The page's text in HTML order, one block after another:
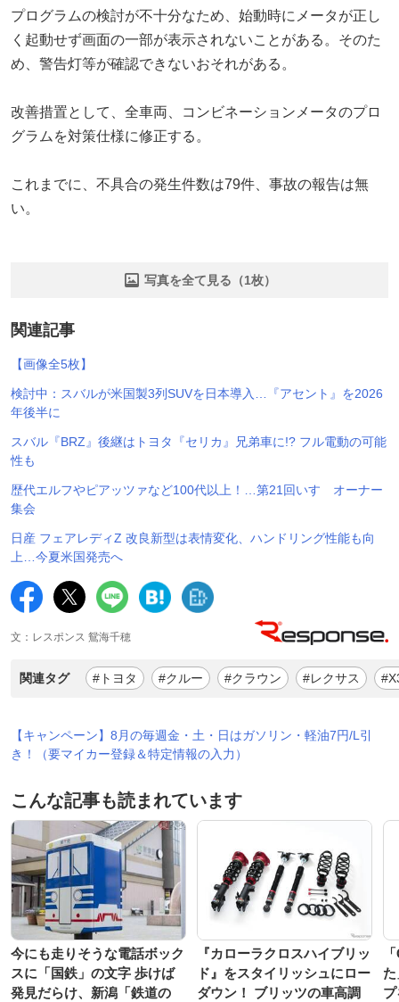
プログラムの検討が不十分なため、始動時にメータが正し
く起動せず画面の一部が表示されないことがある。そのた
め、警告灯等が確認できないおそれがある。
改善措置として、全車両、コンビネーションメータのプロ
グラムを対策仕様に修正する。
これまでに、不具合の発生件数は79件、事故の報告は無
い。
写真を全て見る（1枚）
関連記事
【画像全5枚】
検討中：スバルが米国製3列SUVを日本導入…『アセント』を2026
年後半に
スバル『BRZ』後継はトヨタ『セリカ』兄弟車に!? フル電動の可能
性も
歴代エルフやピアッツァなど100代以上！…第21回いすゞオーナー
集会
日産 フェアレディZ 改良新型は表情変化、ハンドリング性能も向
上…今夏米国発売へ
文：レスポンス 鴛海千穂
関連タグ #トヨタ #クルー #クラウン #レクサス
【キャンペーン】8月の毎週金・土・日はガソリン・軽油7円/L引
き！（要マイカー登録＆特定情報の入力）
こんな記事も読まれています
今にも走りそうな電話ボック
スに「国鉄」の文字 歩けば
発見だらけ、新潟「鉄道の
『カローラクロスハイブリッ
ド』をスタイリッシュにロー
ダウン！ ブリッツの車高調